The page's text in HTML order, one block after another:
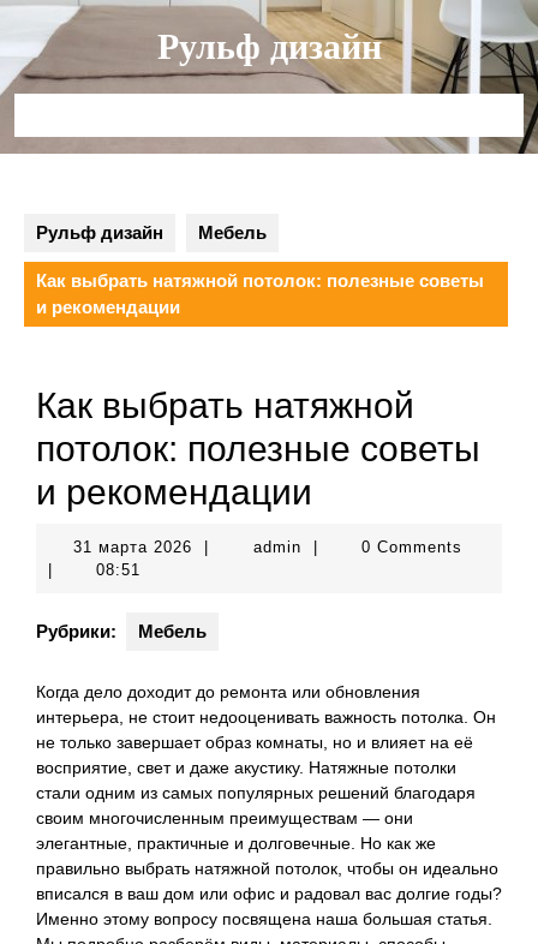
Перейти
содержимому
Рульф дизайн
Рульф дизайн Мебель
Как выбрать натяжной потолок: полезные советы
и рекомендации
Как выбрать натяжной
потолок: полезные советы
и рекомендации
31 марта 2026 31
adminadmin
0 Comments
08:51
Рубрики: Мебель
Когда дело доходит до ремонта или обновления
интерьера, не стоит недооценивать важность потолка. Он
не только завершает образ комнаты, но и влияет на её
восприятие, свет и даже акустику. Натяжные потолки
стали одним из самых популярных решений благодаря
своим многочисленным преимуществам — они
элегантные, практичные и долговечные. Но как же
правильно выбрать натяжной потолок, чтобы он идеально
вписался в ваш дом или офис и радовал вас долгие годы?
Именно этому вопросу посвящена наша большая статья.